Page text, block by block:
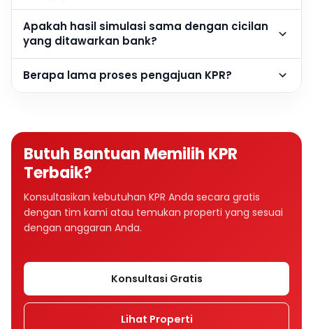
Apakah hasil simulasi sama dengan cicilan
yang ditawarkan bank?
Berapa lama proses pengajuan KPR?
Butuh Bantuan Memilih KPR
Terbaik?
Konsultasikan kebutuhan KPR Anda secara gratis
dengan tim kami atau temukan properti yang sesuai
dengan anggaran Anda.
Konsultasi Gratis
Lihat Properti